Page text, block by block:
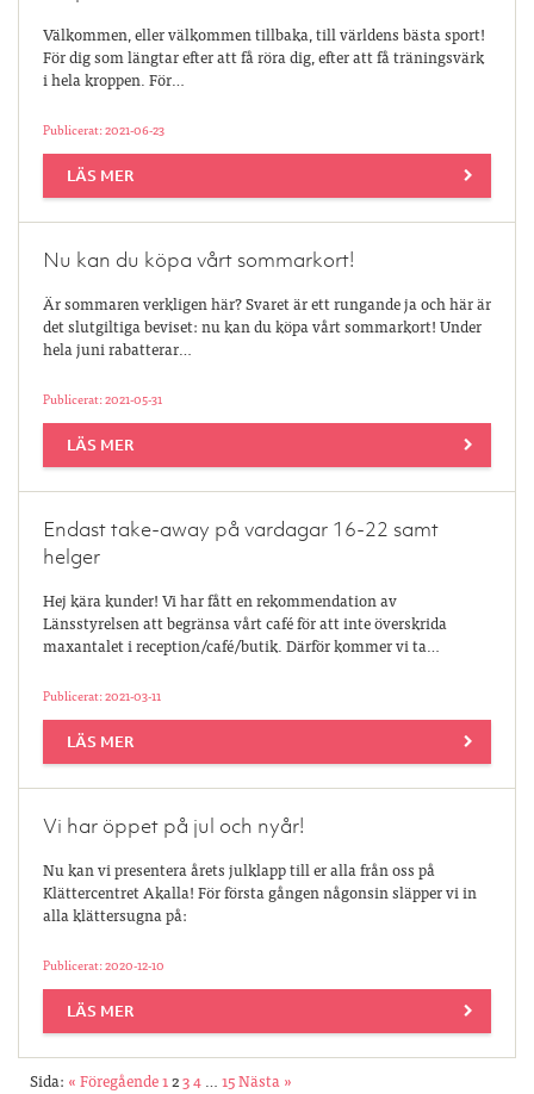
Välkommen, eller välkommen tillbaka, till världens bästa sport!
För dig som längtar efter att få röra dig, efter att få träningsvärk
i hela kroppen. För…
Publicerat: 2021-06-23
LÄS MER
Nu kan du köpa vårt sommarkort!
Är sommaren verkligen här? Svaret är ett rungande ja och här är
det slutgiltiga beviset: nu kan du köpa vårt sommarkort! Under
hela juni rabatterar…
Publicerat: 2021-05-31
LÄS MER
Endast take-away på vardagar 16-22 samt
helger
Hej kära kunder! Vi har fått en rekommendation av
Länsstyrelsen att begränsa vårt café för att inte överskrida
maxantalet i reception/café/butik. Därför kommer vi ta…
Publicerat: 2021-03-11
LÄS MER
Vi har öppet på jul och nyår!
Nu kan vi presentera årets julklapp till er alla från oss på
Klättercentret Akalla! För första gången någonsin släpper vi in
alla klättersugna på:
Publicerat: 2020-12-10
LÄS MER
Sida: « Föregående1234…15Nästa »